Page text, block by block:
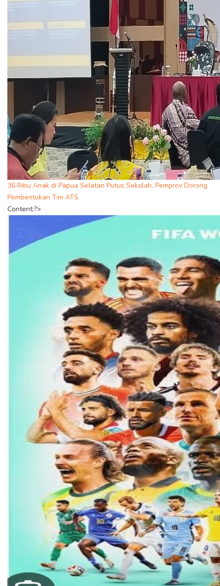
36 Ribu Anak di Papua Selatan Putus Sekolah, Pemprov Dorong
Pembentukan Tim ATS
Content;?>